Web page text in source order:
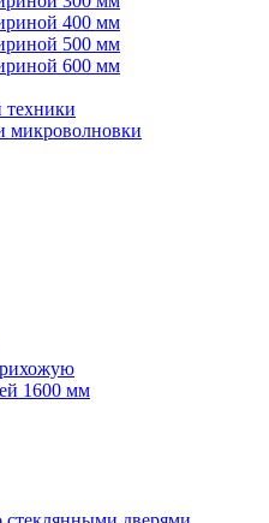
400 мм
500 мм
600 мм
микроволновки
1600 мм